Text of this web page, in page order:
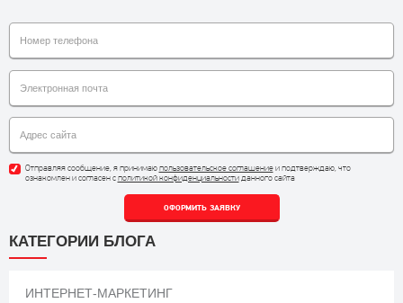
КАТЕГОРИИ БЛОГА
ИНТЕРНЕТ-МАРКЕТИНГ
Отправляя сообщение, я принимаюпользовательское соглашениеи подтверждаю, что
ознакомлен и согласен сполитикой конфиденциальностиданного сайта
ОФОРМИТЬ ЗАЯВКУ